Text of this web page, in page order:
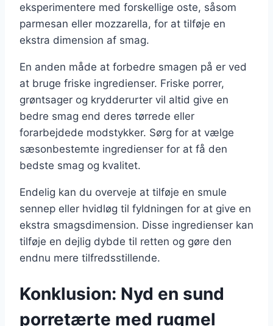
eksperimentere med forskellige oste, såsom
parmesan eller mozzarella, for at tilføje en
ekstra dimension af smag.
En anden måde at forbedre smagen på er ved
at bruge friske ingredienser. Friske porrer,
grøntsager og krydderurter vil altid give en
bedre smag end deres tørrede eller
forarbejdede modstykker. Sørg for at vælge
sæsonbestemte ingredienser for at få den
bedste smag og kvalitet.
Endelig kan du overveje at tilføje en smule
sennep eller hvidløg til fyldningen for at give en
ekstra smagsdimension. Disse ingredienser kan
tilføje en dejlig dybde til retten og gøre den
endnu mere tilfredsstillende.
Konklusion: Nyd en sund
porretærte med rugmel